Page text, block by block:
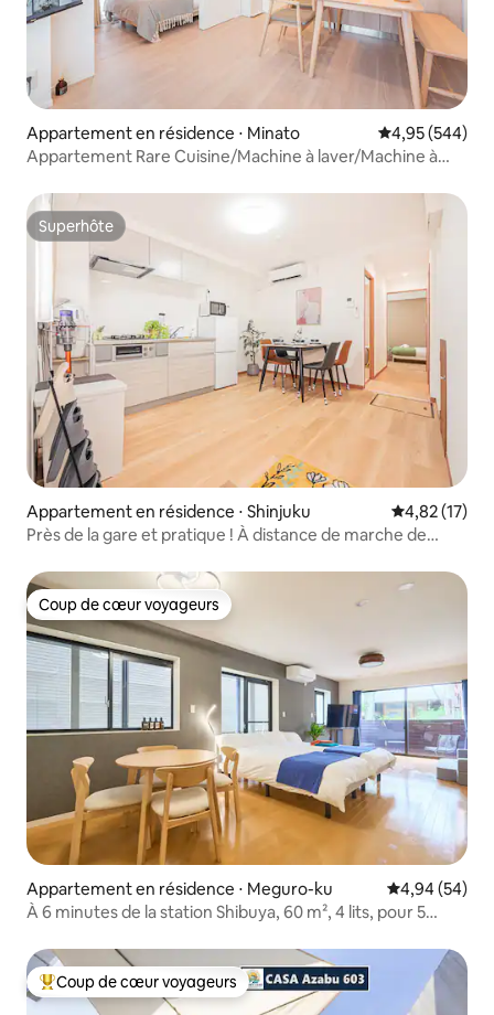
Appartement en résidence ⋅ Minato Évaluation
4,95 (544)
Appartement Rare Cuisine/Machine à laver/Machine à
Appartement haut de gamme 901
Superhôte
Superhôte
Appartement en résidence ⋅ Shinjuku Évaluation
4,82 (17)
Près de la gare et pratique ! À distance de marche de
tourisme ~ Jusqu'à 5 personnes ! [101]
Coup de cœur voyageurs
Coup de cœur voyageurs
Appartement en résidence ⋅ Meguro-ku Évaluation
4,94 (54)
À 6 minutes de la station Shibuya, 60 m², 4 lits, pour 5
Yutenji, suite avec terrasse privée, au rez-de-chaussée
Coups de cœur voyageurs les plus appréciés
Coup de cœur voyageurs